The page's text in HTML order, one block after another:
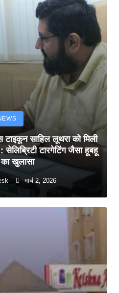
साहिल लूथरा को मिली
टारगेटिंग जैसा हूबहू
का खुलासा
मार्च 2, 2026